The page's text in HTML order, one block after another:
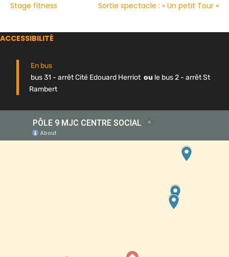
Stage fitness Sortie spectacle : « Un petit Tour »
ACCESSIBILITÉ
En bus
bus 31 - arrêt Cité Edouard Herriot ou le bus 2 - arrêt St
Rambert